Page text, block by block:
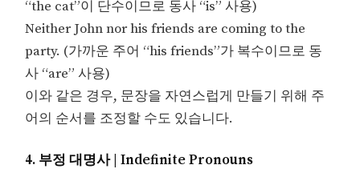
“the cat”이 단수이므로 동사 “is” 사용)
Neither John nor his friends are coming to the
party. (가까운 주어 “his friends”가 복수이므로 동
사 “are” 사용)
이와 같은 경우, 문장을 자연스럽게 만들기 위해 주
어의 순서를 조정할 수도 있습니다.
4. 부정 대명사 | Indefinite Pronouns